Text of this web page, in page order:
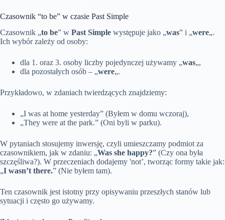
Czasownik “to be” w czasie Past Simple
Czasownik „to be” w Past Simple występuje jako „was” i „were„.
Ich wybór zależy od osoby:
dla 1. oraz 3. osoby liczby pojedynczej używamy „was„,
dla pozostałych osób – „were„.
Przykładowo, w zdaniach twierdzących znajdziemy:
„I was at home yesterday” (Byłem w domu wczoraj),
„They were at the park.” (Oni byli w parku).
W pytaniach stosujemy inwersję, czyli umieszczamy podmiot za
czasownikiem, jak w zdaniu: „Was she happy?” (Czy ona była
szczęśliwa?). W przeczeniach dodajemy 'not’, tworząc formy takie jak:
„I wasn’t there.” (Nie byłem tam).
Ten czasownik jest istotny przy opisywaniu przeszłych stanów lub
sytuacji i często go używamy.